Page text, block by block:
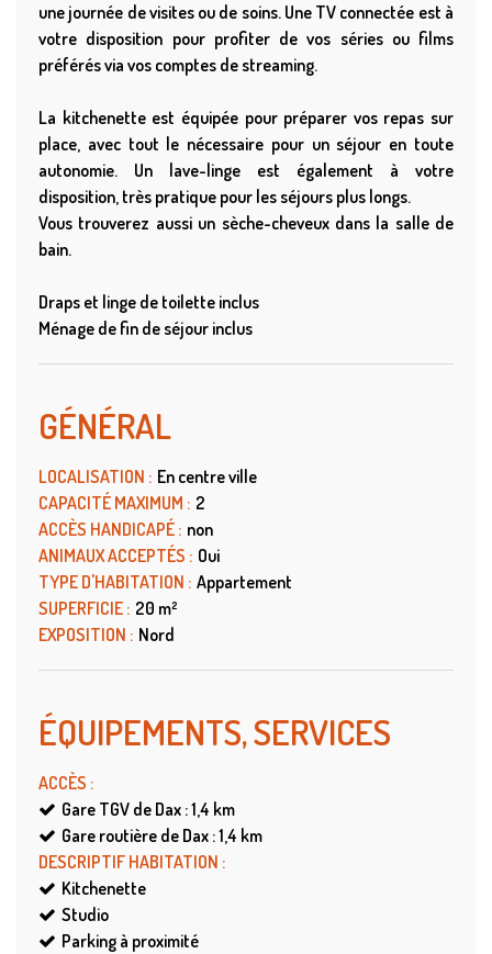
une journée de visites ou de soins. Une TV connectée est à
votre disposition pour profiter de vos séries ou films
préférés via vos comptes de streaming.
La kitchenette est équipée pour préparer vos repas sur
place, avec tout le nécessaire pour un séjour en toute
autonomie. Un lave-linge est également à votre
disposition, très pratique pour les séjours plus longs.
Vous trouverez aussi un sèche-cheveux dans la salle de
bain.
Draps et linge de toilette inclus
Ménage de fin de séjour inclus
GÉNÉRAL
LOCALISATION : En centre ville
CAPACITÉ MAXIMUM : 2
ACCÈS HANDICAPÉ : non
ANIMAUX ACCEPTÉS : Oui
TYPE D'HABITATION : Appartement
SUPERFICIE : 20 m²
EXPOSITION : Nord
ÉQUIPEMENTS, SERVICES
ACCÈS :
Gare TGV de Dax : 1,4 km
Gare routière de Dax : 1,4 km
DESCRIPTIF HABITATION :
Kitchenette
Studio
Parking à proximité